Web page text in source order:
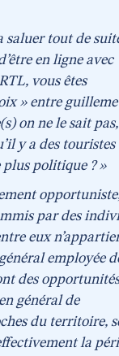
saluer tout de
en ligne avec
vous êtes
» entre
on ne le sait pas,
y a des touristes
politique ? »
par des
eux
employée
des
général de
du territoire,
la